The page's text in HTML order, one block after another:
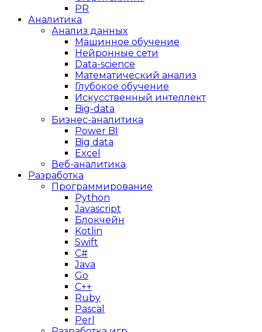
PR
Аналитика
Анализ данных
Машинное обучение
Нейронные сети
Data-science
Математический анализ
Глубокое обучение
Искусственный интеллект
Big-data
Бизнес-аналитика
Power BI
Big data
Excel
Веб-аналитика
Разработка
Программирование
Python
Javascript
Блокчейн
Kotlin
Swift
C#
Java
Go
C++
Ruby
Pascal
Perl